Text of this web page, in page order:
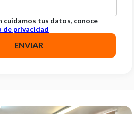
cuidamos tus datos, conoce
de privacidad